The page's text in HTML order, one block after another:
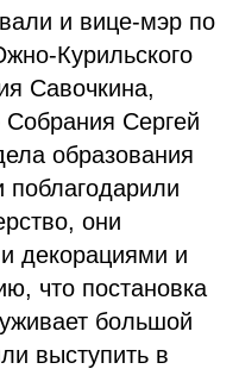
и вице-мэр по
Курильского
Савочкина,
Собрания Сергей
образования
они
декорациями и
что постановка
большой
выступить в